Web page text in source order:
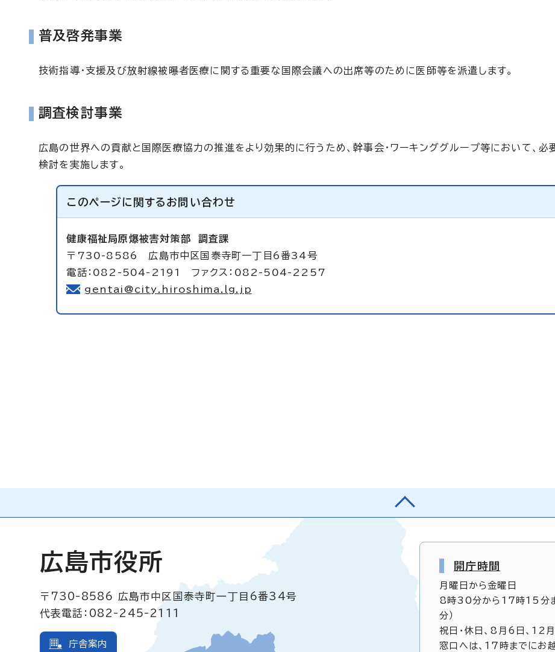
普及啓発事業
技術指導・支援及び放射線被曝者医療に関する重要な国際会議への出席等のために医師等を派遣します。
調査検討事業
広島の世界への貢献と国際医療協力の推進をより効果的に行うため、幹事会・ワーキンググループ等において、必
検討を実施します。
このページに関する お問い合わせ
健康福祉局原爆被害対策部調査課
〒730-8586 広島市中区国泰寺町一丁目6番34号
電話：082-504-2191 ファクス：082-504-2257
gentai@city.hiroshima.lg.jp
広島市役所
〒730-8586
広島市中区国泰寺町一丁目6番34号
代表電話：082-245-2111
庁舎案内
開庁時間
月曜日から金曜日
8時30分から17時15分ま
分）
祝日・休日、8月6日、12
窓口へは、17時までにお越